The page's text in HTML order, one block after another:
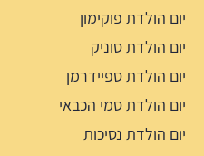
יום הולדת פוקימון
יום הולדת סוניק
יום הולדת ספיידרמן
יום הולדת סמי הכבאי
יום הולדת נסיכות